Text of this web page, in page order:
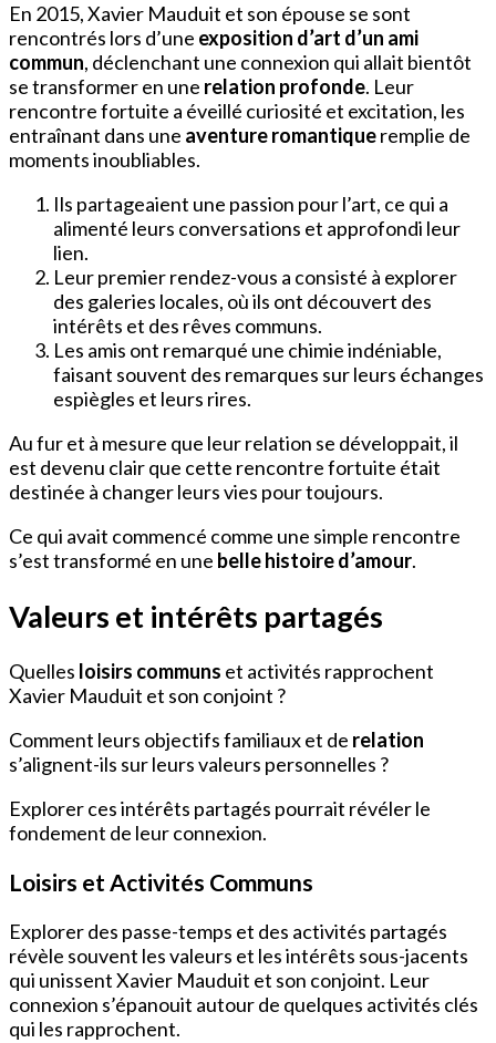
En 2015, Xavier Mauduit et son épouse se sont
rencontrés lors d’une exposition d’art d’un ami
commun, déclenchant une connexion qui allait bientôt
se transformer en une relation profonde. Leur
rencontre fortuite a éveillé curiosité et excitation, les
entraînant dans une aventure romantiqueremplie de
moments inoubliables.
Ils partageaient une passion pour l’art, ce qui a
alimenté leurs conversations et approfondi leur
lien.
Leur premier rendez-vous a consisté à explorer
des galeries locales, où ils ont découvert des
intérêts et des rêves communs.
Les amis ont remarqué une chimie indéniable,
faisant souvent des remarques sur leurs échanges
espiègles et leurs rires.
Au fur et à mesure que leur relation se développait, il
est devenu clair que cette rencontre fortuite était
destinée à changer leurs vies pour toujours.
Ce qui avait commencé comme une simple rencontre
s’est transformé en une belle histoire d’amour.
Valeurs et intérêts partagés
Quelles loisirs communs et activités rapprochent
Xavier Mauduit et son conjoint ?
Comment leurs objectifs familiaux et de relation
s’alignent-ils sur leurs valeurs personnelles ?
Explorer ces intérêts partagés pourrait révéler le
fondement de leur connexion.
Loisirs et Activités Communs
Explorer des passe-temps et des activités partagés
révèle souvent les valeurs et les intérêts sous-jacents
qui unissent Xavier Mauduit et son conjoint. Leur
connexion s’épanouit autour de quelques activités clés
qui les rapprochent.